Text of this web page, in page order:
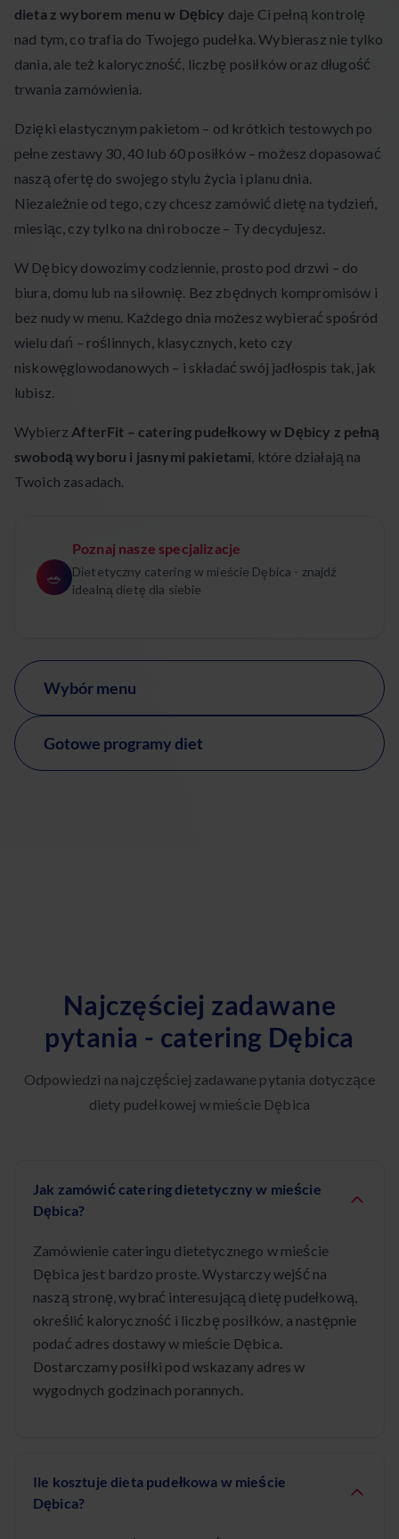
dieta z wyborem menu w Dębicy daje Ci pełną kontrolę
nad tym, co trafia do Twojego pudełka. Wybierasz nie tylko
dania, ale też kaloryczność, liczbę posiłków oraz długość
trwania zamówienia.
Dzięki elastycznym pakietom – od krótkich testowych po
pełne zestawy 30, 40 lub 60 posiłków – możesz dopasować
naszą ofertę do swojego stylu życia i planu dnia.
Niezależnie od tego, czy chcesz zamówić dietę na tydzień,
miesiąc, czy tylko na dni robocze – Ty decydujesz.
W Dębicy dowozimy codziennie, prosto pod drzwi – do
biura, domu lub na siłownię. Bez zbędnych kompromisów i
bez nudy w menu. Każdego dnia możesz wybierać spośród
wielu dań – roślinnych, klasycznych, keto czy
niskowęglowodanowych – i składać swój jadłospis tak, jak
lubisz.
Wybierz AfterFit – catering pudełkowy w Dębicy z pełną
swobodą wyboru i jasnymi pakietami, które działają na
Twoich zasadach.
🥗
Poznaj nasze specjalizacje
Dietetyczny catering w mieście Dębica - znajdź
idealną dietę dla siebie
Wybór menu
Gotowe programy diet
Najczęściej zadawane
pytania - catering Dębica
Odpowiedzi na najczęściej zadawane pytania dotyczące
diety pudełkowej w mieście Dębica
Jak zamówić catering dietetyczny w mieście
Dębica?
Zamówienie cateringu dietetycznego w mieście
Dębica jest bardzo proste. Wystarczy wejść na
naszą stronę, wybrać interesującą dietę pudełkową,
określić kaloryczność i liczbę posiłków, a następnie
podać adres dostawy w mieście Dębica.
Dostarczamy posiłki pod wskazany adres w
wygodnych godzinach porannych.
Ile kosztuje dieta pudełkowa w mieście
Dębica?